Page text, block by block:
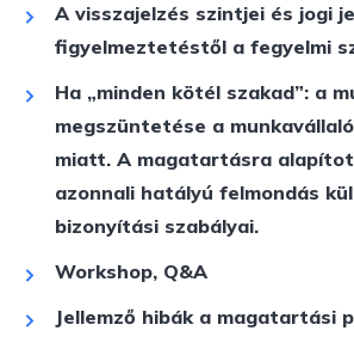
A visszajelzés szintjei és jogi
figyelmeztetéstől a fegyelmi
Ha „minden kötél szakad”: a
megszüntetése a
miatt. A magatartásra
azonnali hatályú felmondás
bizonyítási szabályai.
Workshop, Q&A
Jellemző hibák a magatartási